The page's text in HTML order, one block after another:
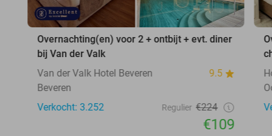
Overnachting(en) voor 2 + ontbijt + evt. diner
bij Van der Valk
Van der Valk Hotel Beveren
9.5
Beveren
Verkocht: 3.252
Regulier €224
€109